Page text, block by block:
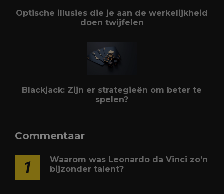
Optische illusies die je aan de werkelijkheid
doen twijfelen
Blackjack: Zijn er strategieën om beter te
spelen?
Commentaar
1
Waarom was Leonardo da Vinci zo’n
bijzonder talent?